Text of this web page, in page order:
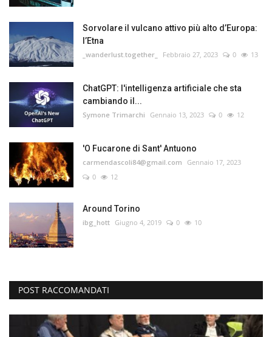
Sorvolare il vulcano attivo più alto d’Europa:
l’Etna
_wanderlust.together_ Febbraio 27, 2023 0 13
ChatGPT: l'intelligenza artificiale che sta
cambiando il...
Symone Trimarchi Gennaio 13, 2023 0 12
'O Fucarone di Sant' Antuono
carmendascoli84@gmail.com
Gennaio 17, 2023
0
12
Around Torino
ibg_hott Giugno 4, 2019 0 10
POST RACCOMANDATI